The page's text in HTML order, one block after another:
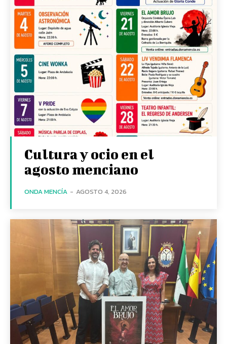
Cultura y ocio en el
agosto menciano
ONDA MENCÍA - AGOSTO 4, 2026